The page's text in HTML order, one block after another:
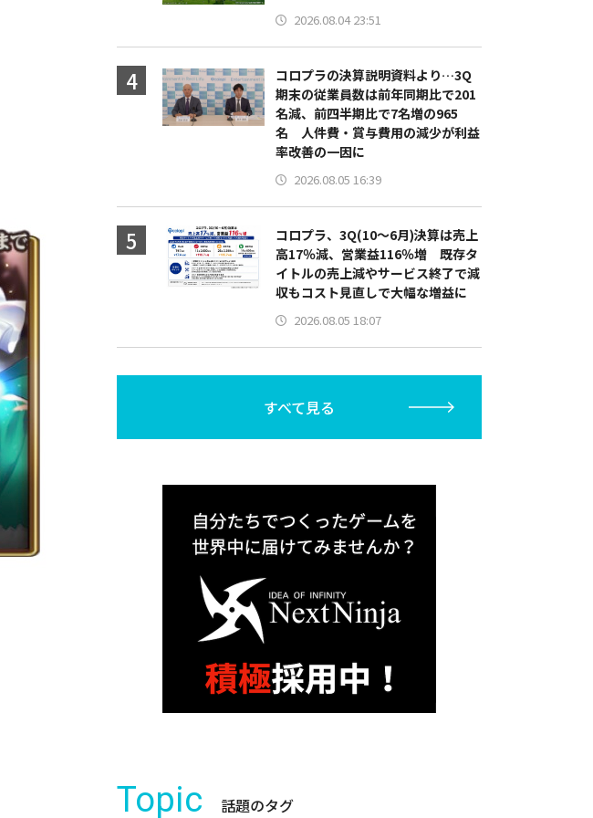
2026.08.04 23:51
コロプラの決算説明資料より…3Q
期末の従業員数は前年同期比で201
名減、前四半期比で7名増の965
名 人件費・賞与費用の減少が利益
率改善の一因に
2026.08.05 16:39
コロプラ、3Q(10～6月)決算は売上
高17％減、営業益116％増 既存タ
イトルの売上減やサービス終了で減
収もコスト見直しで大幅な増益に
2026.08.05 18:07
すべて見る
Topic 話題のタグ